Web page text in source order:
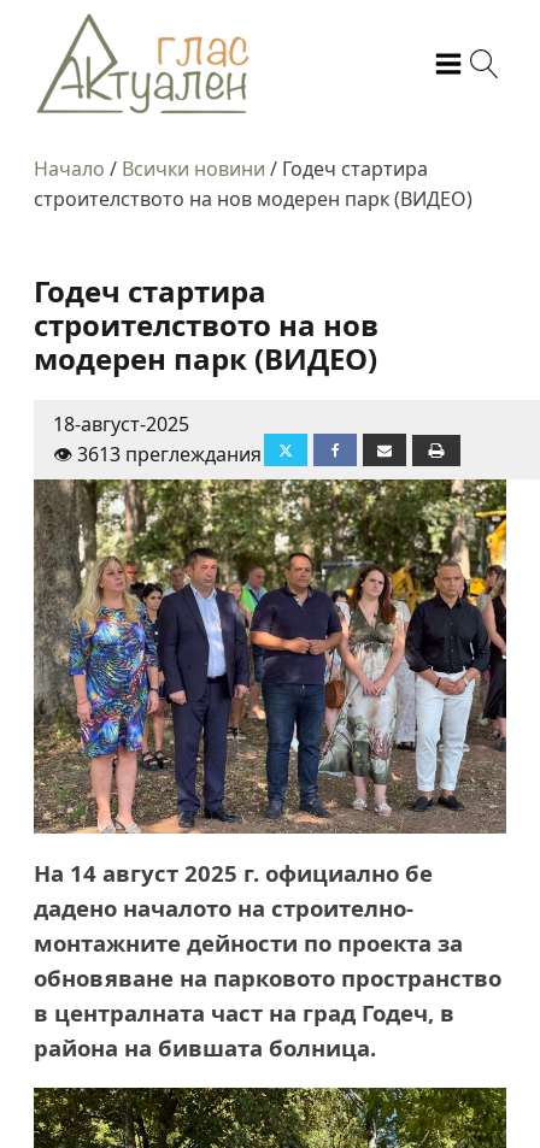
Начало / Всички новини / Годеч стартира
строителството на нов модерен парк (ВИДЕО)
Годеч стартира
строителството на нов
модерен парк (ВИДЕО)
18-август-2025
👁️ 3613 преглеждания
На 14 август 2025 г. официално бе
дадено началото на строително-
монтажните дейности по проекта за
обновяване на парковото пространство
в централната част на град Годеч, в
района на бившата болница.